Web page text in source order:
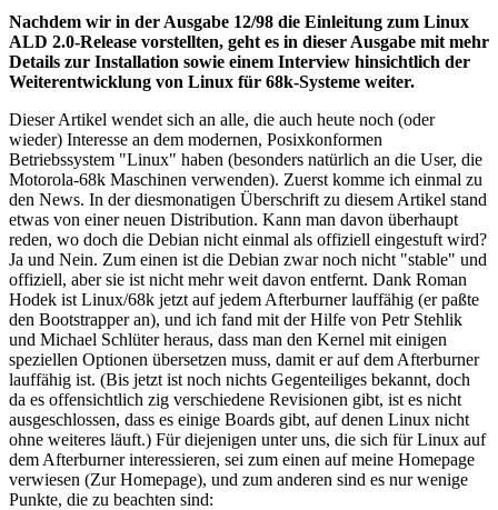
Nachdem wir in der Ausgabe 12/98 die Einleitung zum Linux
ALD 2.0-Release vorstellten, geht es in dieser Ausgabe mit mehr
Details zur Installation sowie einem Interview hinsichtlich der
Weiterentwicklung von Linux für 68k-Systeme weiter.
Dieser Artikel wendet sich an alle, die auch heute noch (oder
wieder) Interesse an dem modernen, Posixkonformen
Betriebssystem "Linux" haben (besonders natürlich an die User, die
Motorola-68k Maschinen verwenden). Zuerst komme ich einmal zu
den News. In der diesmonatigen Überschrift zu diesem Artikel stand
etwas von einer neuen Distribution. Kann man davon überhaupt
reden, wo doch die Debian nicht einmal als offiziell eingestuft wird?
Ja und Nein. Zum einen ist die Debian zwar noch nicht "stable" und
offiziell, aber sie ist nicht mehr weit davon entfernt. Dank Roman
Hodek ist Linux/68k jetzt auf jedem Afterburner lauffähig (er paßte
den Bootstrapper an), und ich fand mit der Hilfe von Petr Stehlik
und Michael Schlüter heraus, dass man den Kernel mit einigen
speziellen Optionen übersetzen muss, damit er auf dem Afterburner
lauffähig ist. (Bis jetzt ist noch nichts Gegenteiliges bekannt, doch
da es offensichtlich zig verschiedene Revisionen gibt, ist es nicht
ausgeschlossen, dass es einige Boards gibt, auf denen Linux nicht
ohne weiteres läuft.) Für diejenigen unter uns, die sich für Linux auf
dem Afterburner interessieren, sei zum einen auf meine Homepage
verwiesen (Zur Homepage), und zum anderen sind es nur wenige
Punkte, die zu beachten sind: